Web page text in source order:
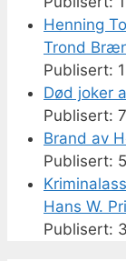
Henning
Trond
Død joker
Brand av
Hans W.